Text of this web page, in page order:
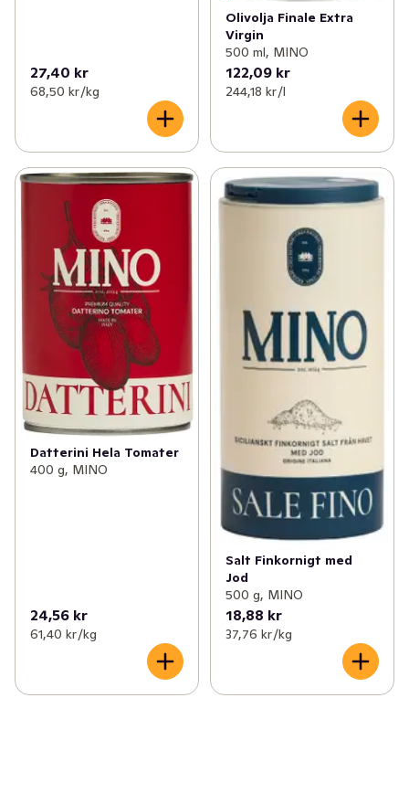
27,40 kr
68,50 kr /kg
Olivolja Finale Extra
Virgin
500 ml, MINO
122,09 kr
244,18 kr /l
Datterini Hela Tomater
400 g, MINO
24,56 kr
61,40 kr /kg
Salt Finkornigt med
Jod
500 g, MINO
18,88 kr
37,76 kr /kg